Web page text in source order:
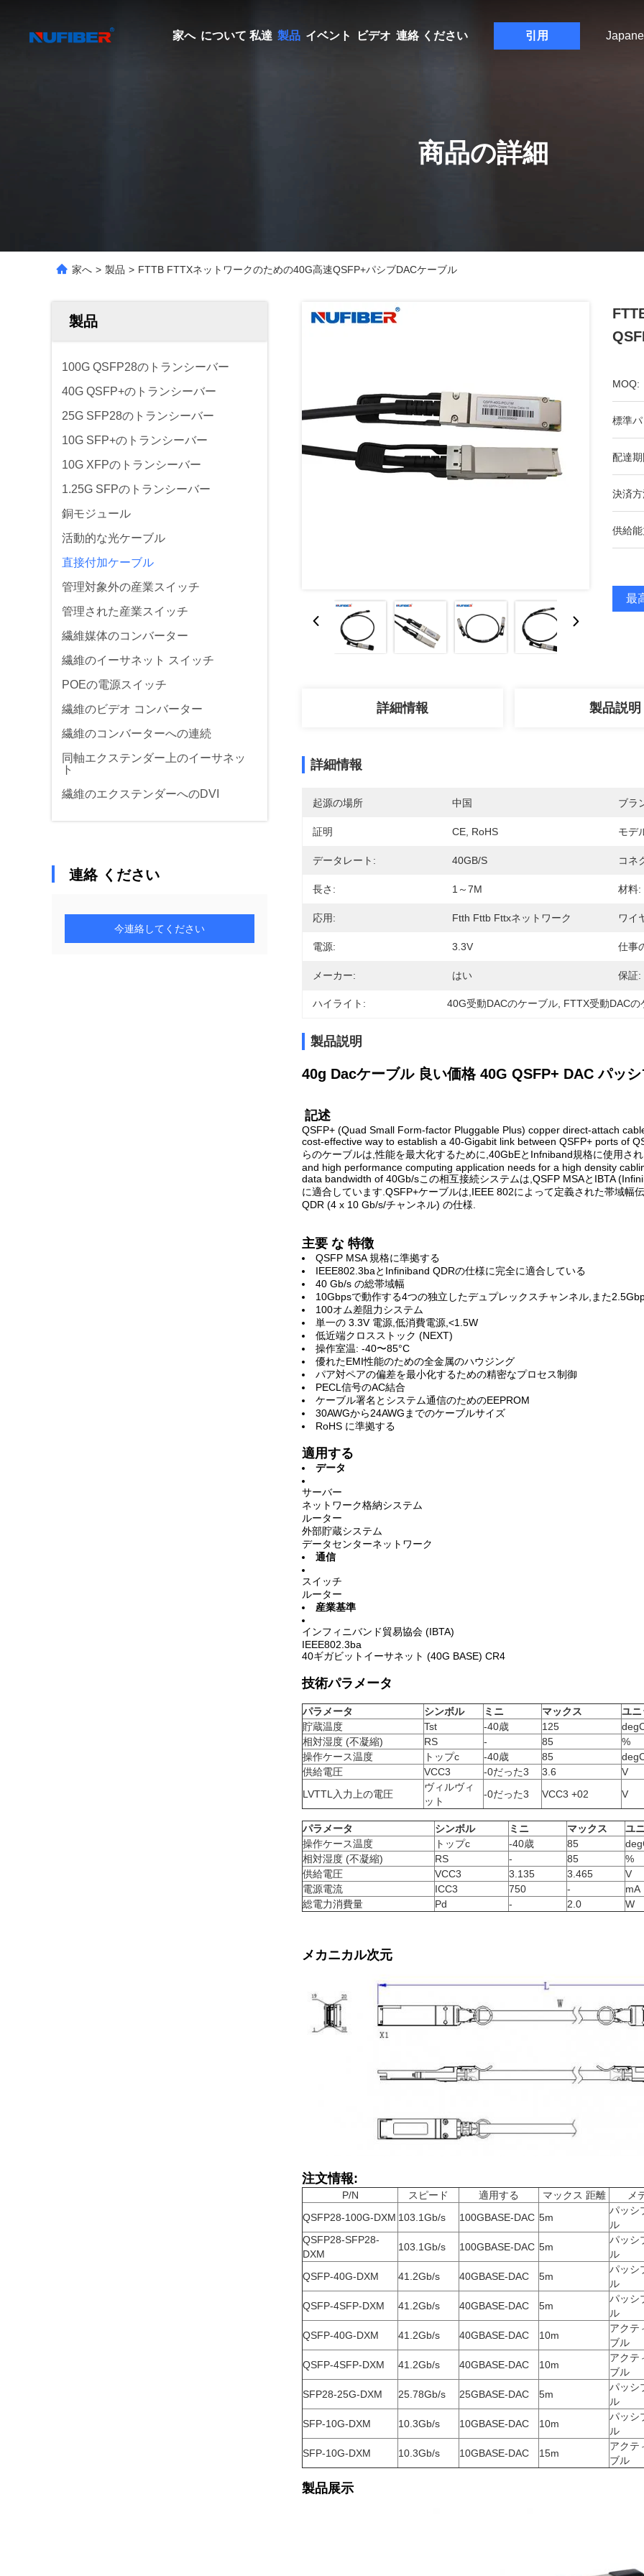
家へ について 私達 製品 イベント ビデオ 連絡 ください 引用
商品の詳細
家へ > 製品 > FTTB FTTXネットワークのための40G高速QSFP+パシブDACケーブル
製品
100G QSFP28のトランシーバー
40G QSFP+のトランシーバー
25G SFP28のトランシーバー
10G SFP+のトランシーバー
10G XFPのトランシーバー
1.25G SFPのトランシーバー
銅モジュール
活動的な光ケーブル
直接付加ケーブル
管理対象外の産業スイッチ
管理された産業スイッチ
繊維媒体のコンバーター
繊維のイーサネット スイッチ
POEの電源スイッチ
繊維のビデオ コンバーター
繊維のコンバーターへの連続
同軸エクステンダー上のイーサネッ
ト
繊維のエクステンダーへのDVI
連絡 ください
今連絡してください
MOQ:
標準
配達
決済
供給
最
詳細情報 製品説明
詳細情報
起源の場所 中国 ブラ
証明 CE, RoHS モデ
データレート: 40GB/s コネ
長さ: 1～7M 材料:
応用: Ftth Fttb Fttxネットワーク ワイ
電源: 3.3V 仕事
メーカー: はい 保証:
ハイライト: 40G受動DACのケーブル FTTX受動DACの
製品説明
40g Dacケーブル 良い価格 40G QSFP+ DAC パッ
記述
QSFP+ (Quad Small Form-factor Pluggable Plus) copper direct-attach
cost-effective way to establish a 40-Gigabit link between QSFP+ ports of
らのケーブルは,性能を最大化するために,40GbEとInfniband規格に使用
and high performance computing application needs for a high density
data bandwidth of 40Gb/sこの相互接続システムは,QSFP MSAとIBTA
に適合しています.QSFP+ケーブルは,IEEE 802によって定義された帯域幅
QDR (4 x 10 Gb/s/チャンネル) の仕様.
主要 な 特徴
QSFP MSA 規格に準拠する
IEEE802.3baとInfiniband QDRの仕様に完全に適合している
40 Gb/s の総帯域幅
10Gbpsで動作する4つの独立したデュプレックスチャンネル,また
100オム差阻力システム
単一の 3.3V 電源,低消費電源,<1.5W
低近端クロスストック (NEXT)
操作室温: -40〜85°C
優れたEMI性能のための全金属のハウジング
パア対ペアの偏差を最小化するための精密なプロセス制御
PECL信号のAC結合
ケーブル署名とシステム通信のためのEEPROM
30AWGから24AWGまでのケーブルサイズ
RoHS に準拠する
適用する
データ
サーバー
ネットワーク格納システム
ルーター
外部貯蔵システム
データセンターネットワーク
通信
スイッチ
ルーター
産業基準
インフィニバンド貿易協会 (IBTA)
IEEE802.3ba
40ギガビットイーサネット (40G BASE) CR4
技術パラメータ
パラメータ シンボル ミニ マックス ユニ
貯蔵温度
Tst -40歳 125
相対湿度 (不凝縮)
RS - 85
%
操作ケース温度
トップc -40歳 85
供給電圧
VCC3 -0だった3 3.6
V
LVTTL入力上の電圧
ヴィルヴィ
ット
-0だった3 VCC3 +02 V
パラメータ シンボル ミニ マックス
ユ
操作ケース温度
トップc -40歳 85
相対湿度 (不凝縮)
RS - 85
%
供給電圧
VCC3 3.135 3.465
V
電源電流
ICC3 750 -
mA
総電力消費量
Pd - 2.0 W
メカニカル次元
注文情報:
P/N スピード 適用する マックス 距離 メ
QSFP28-100G-DXM 103.1Gb/s 100GBASE-DAC 5m
パッシ
ル
QSFP28-SFP28-
DXM
103.1Gb/s 100GBASE-DAC 5m
パッシ
ル
QSFP-40G-DXM
41.2Gb/s 40GBASE-DAC 5m
パッシ
ル
QSFP-4SFP-DXM
41.2Gb/s 40GBASE-DAC 5m
パッシ
ル
QSFP-40G-DXM
41.2Gb/s 40GBASE-DAC 10m
アクテ
ブル
QSFP-4SFP-DXM
41.2Gb/s 40GBASE-DAC 10m
アクテ
ブル
SFP28-25G-DXM
25.78Gb/s 25GBASE-DAC 5m
パッシ
ル
SFP-10G-DXM 10.3Gb/s 10GBASE-DAC 10m
パッシ
ル
SFP-10G-DXM 10.3Gb/s 10GBASE-DAC 15m
アクテ
ブル
製品展示